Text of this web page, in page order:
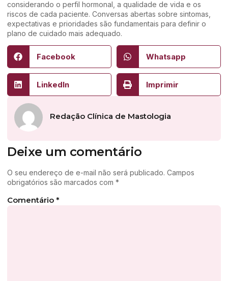
considerando o perfil hormonal, a qualidade de vida e os
riscos de cada paciente. Conversas abertas sobre sintomas,
expectativas e prioridades são fundamentais para definir o
plano de cuidado mais adequado.
Facebook Whatsapp
LinkedIn Imprimir
Redação Clínica de Mastologia
Deixe um comentário
O seu endereço de e-mail não será publicado. Campos
obrigatórios são marcados com *
Comentário *